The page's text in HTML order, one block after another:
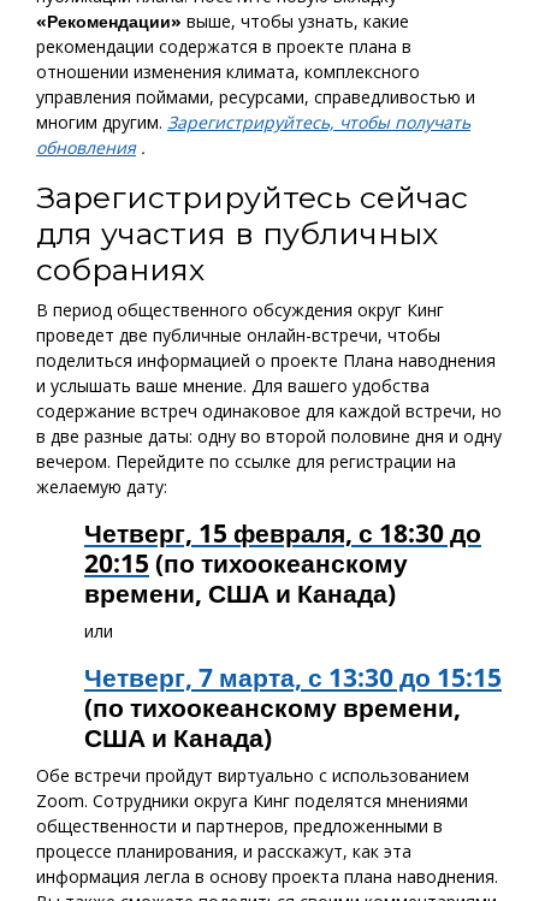
«Рекомендации» выше, чтобы узнать, какие
рекомендации содержатся в проекте плана в
отношении изменения климата, комплексного
управления поймами, ресурсами, справедливостью и
многим другим. Зарегистрируйтесь, чтобы получать
обновления.
Зарегистрируйтесь сейчас
для участия в публичных
собраниях
В период общественного обсуждения округ Кинг
проведет две публичные онлайн-встречи, чтобы
поделиться информацией о проекте Плана наводнения
и услышать ваше мнение. Для вашего удобства
содержание встреч одинаковое для каждой встречи, но
в две разные даты: одну во второй половине дня и одну
вечером. Перейдите по ссылке для регистрации на
желаемую дату:
Четверг, 15 февраля, с 18:30 до
20:15 (по тихоокеанскому
времени, США и Канада)
или
Четверг, 7 марта, с 13:30 до 15:15
(по тихоокеанскому времени,
США и Канада)
Обе встречи пройдут виртуально с использованием
Zoom. Сотрудники округа Кинг поделятся мнениями
общественности и партнеров, предложенными в
процессе планирования, и расскажут, как эта
информация легла в основу проекта плана наводнения.